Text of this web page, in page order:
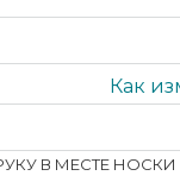
Как
В МЕСТЕ НОСКИ